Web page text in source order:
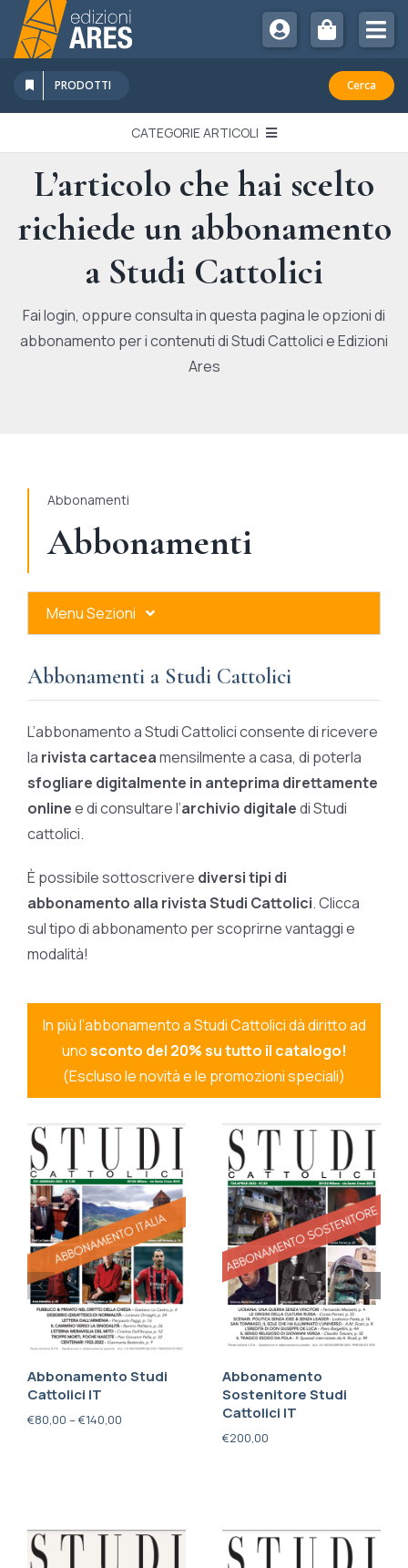
Salta
contenuto
Chi Siamo
Sostienici
Abbonamenti
Promozioni
Newsletter
PRODOTTI Cerca
CATEGORIE ARTICOLI
EDITORIALI
IN QUESTO NUMERO
RECENSIONI
L’articolo che hai scelto
richiede un abbonamento
a Studi Cattolici
Fai login, oppure consulta in questa pagina le opzioni di
abbonamento per i contenuti di Studi Cattolici e Edizioni
Ares
Abbonamenti
Abbonamenti
Menu Sezioni
Ares Gold
Ares Digital
Ares Gift Card
Abbonamenti a Studi Cattolici
L’abbonamento a Studi Cattolici consente di ricevere
la rivista cartaceamensilmente a casa, di poterla
sfogliare digitalmente in anteprima direttamente
onlinee di consultare l’archivio digitaledi Studi
cattolici.
È possibile sottoscrivere diversi tipi di
abbonamento alla rivista Studi Cattolici. Clicca
sul tipo di abbonamento per scoprirne vantaggi e
modalità!
In più l’abbonamento a Studi Cattolici dà diritto ad
unosconto del 20% su tutto il catalogo!
(Escluso le novità e le promozioni speciali)
Abbonamento Studi
Cattolici IT
€80,00 –€140,00
Abbonamento
Sostenitore Studi
Cattolici IT
€200,00